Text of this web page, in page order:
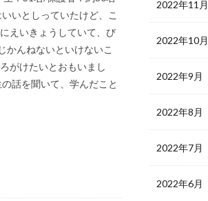
いとしっていたけど、こ
えいきょうしていて、び
かんねないといけないこ
がけたいとおもいまし
話を聞いて、学んだこと
2022年11月
2022年10月
2022年9月
2022年8月
2022年7月
2022年6月